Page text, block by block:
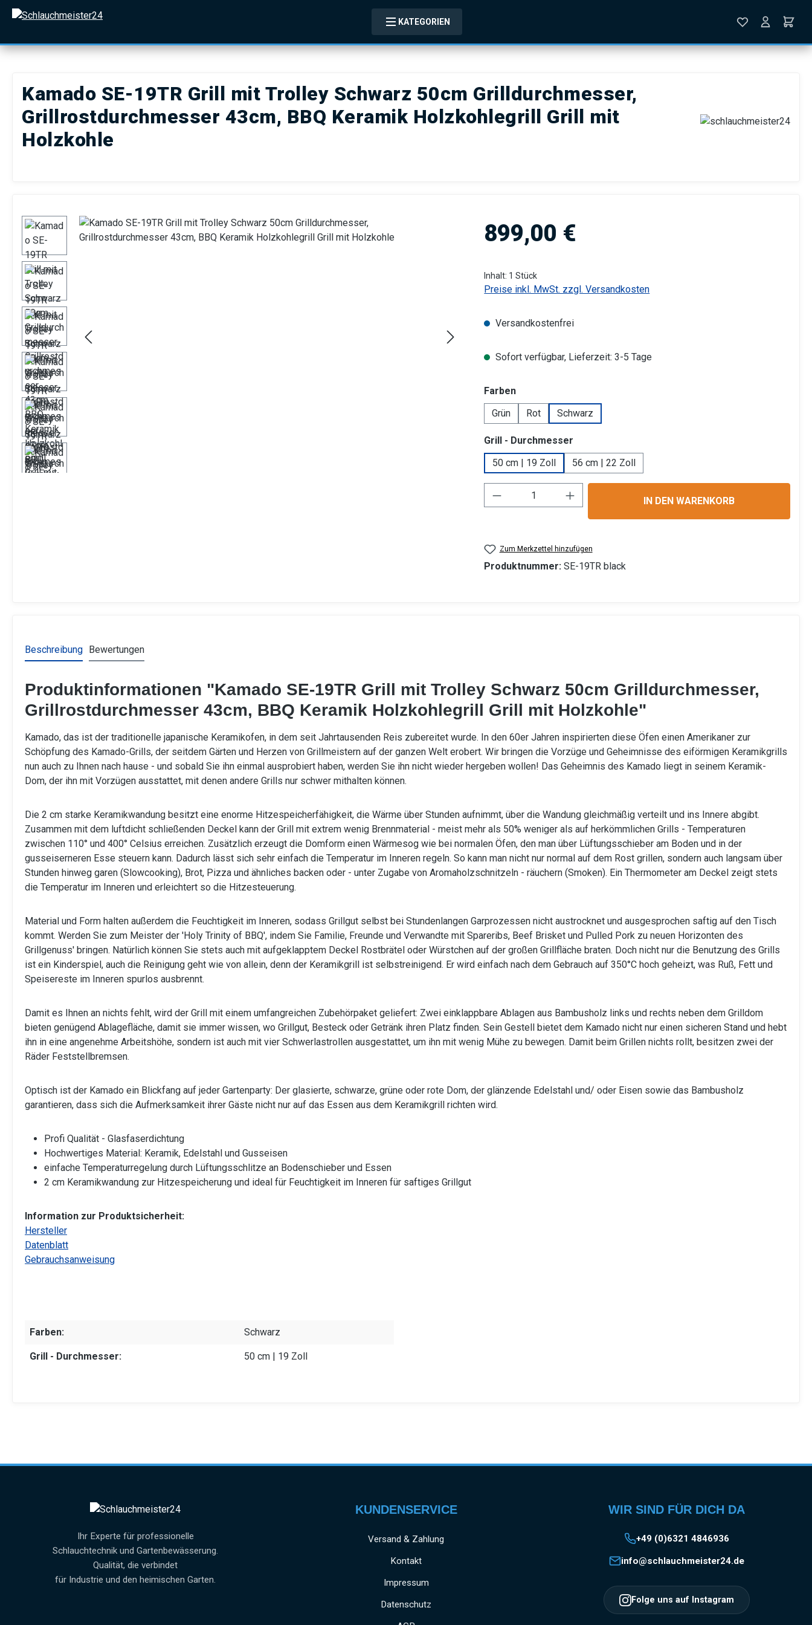
Hauptinhalt springen
Zur Suche springen
Zur Hauptnavigation springen
KATEGORIEN
Kamado SE-19TR Grill mit Trolley Schwarz 50cm Grilldurchmesser,
Grillrostdurchmesser 43cm, BBQ Keramik Holzkohlegrill Grill mit
Holzkohle
Regulärer Preis:
899,00 €
Inhalt: 1 Stück
Preise inkl. MwSt. zzgl. Versandkosten
Versandkostenfrei
Sofort verfügbar, Lieferzeit: 3-5 Tage
Farbenauswählen
Grün
Rot Schwarz
Grill - Durchmesser
50 cm | 19 Zoll
56 cm | 22 Zoll
Produkt Anzahl: Gib den gewünschten Wert ein
IN DEN WARENKORB
Zum Merkzettel hinzufügen
Produktnummer:SE-19TR black
Beschreibung Bewertungen
Produktinformationen "Kamado SE-19TR Grill mit Trolley Schwarz 50cm Grilldurchmesser,
Grillrostdurchmesser 43cm, BBQ Keramik Holzkohlegrill Grill mit Holzkohle"
Kamado, das ist der traditionelle japanische Keramikofen, in dem seit Jahrtausenden Reis zubereitet wurde. In den 60er Jahren inspirierten diese Öfen einen Amerikaner zur
Schöpfung des Kamado-Grills, der seitdem Gärten und Herzen von Grillmeistern auf der ganzen Welt erobert. Wir bringen die Vorzüge und Geheimnisse des eiförmigen Keramikgrills
nun auch zu Ihnen nach hause - und sobald Sie ihn einmal ausprobiert haben, werden Sie ihn nicht wieder hergeben wollen! Das Geheimnis des Kamado liegt in seinem Keramik-
Dom, der ihn mit Vorzügen ausstattet, mit denen andere Grills nur schwer mithalten können.
Die 2 cm starke Keramikwandung besitzt eine enorme Hitzespeicherfähigkeit, die Wärme über Stunden aufnimmt, über die Wandung gleichmäßig verteilt und ins Innere abgibt.
Zusammen mit dem luftdicht schließenden Deckel kann der Grill mit extrem wenig Brennmaterial - meist mehr als 50% weniger als auf herkömmlichen Grills - Temperaturen
zwischen 110° und 400° Celsius erreichen. Zusätzlich erzeugt die Domform einen Wärmesog wie bei normalen Öfen, den man über Lüftungsschieber am Boden und in der
gusseiserneren Esse steuern kann. Dadurch lässt sich sehr einfach die Temperatur im Inneren regeln. So kann man nicht nur normal auf dem Rost grillen, sondern auch langsam über
Stunden hinweg garen (Slowcooking), Brot, Pizza und ähnliches backen oder - unter Zugabe von Aromaholzschnitzeln - räuchern (Smoken). Ein Thermometer am Deckel zeigt stets
die Temperatur im Inneren und erleichtert so die Hitzesteuerung.
Material und Form halten außerdem die Feuchtigkeit im Inneren, sodass Grillgut selbst bei Stundenlangen Garprozessen nicht austrocknet und ausgesprochen saftig auf den Tisch
kommt. Werden Sie zum Meister der 'Holy Trinity of BBQ', indem Sie Familie, Freunde und Verwandte mit Spareribs, Beef Brisket und Pulled Pork zu neuen Horizonten des
Grillgenuss' bringen. Natürlich können Sie stets auch mit aufgeklapptem Deckel Rostbrätel oder Würstchen auf der großen Grillfläche braten. Doch nicht nur die Benutzung des Grills
ist ein Kinderspiel, auch die Reinigung geht wie von allein, denn der Keramikgrill ist selbstreinigend. Er wird einfach nach dem Gebrauch auf 350°C hoch geheizt, was Ruß, Fett und
Speisereste im Inneren spurlos ausbrennt.
Damit es Ihnen an nichts fehlt, wird der Grill mit einem umfangreichen Zubehörpaket geliefert: Zwei einklappbare Ablagen aus Bambusholz links und rechts neben dem Grilldom
bieten genügend Ablagefläche, damit sie immer wissen, wo Grillgut, Besteck oder Getränk ihren Platz finden. Sein Gestell bietet dem Kamado nicht nur einen sicheren Stand und hebt
ihn in eine angenehme Arbeitshöhe, sondern ist auch mit vier Schwerlastrollen ausgestattet, um ihn mit wenig Mühe zu bewegen. Damit beim Grillen nichts rollt, besitzen zwei der
Räder Feststellbremsen.
Optisch ist der Kamado ein Blickfang auf jeder Gartenparty: Der glasierte, schwarze, grüne oder rote Dom, der glänzende Edelstahl und/ oder Eisen sowie das Bambusholz
garantieren, dass sich die Aufmerksamkeit ihrer Gäste nicht nur auf das Essen aus dem Keramikgrill richten wird.
Profi Qualität - Glasfaserdichtung
Hochwertiges Material: Keramik, Edelstahl und Gusseisen
einfache Temperaturregelung durch Lüftungsschlitze an Bodenschieber und Essen
2 cm Keramikwandung zur Hitzespeicherung und ideal für Feuchtigkeit im Inneren für saftiges Grillgut
Information zur Produktsicherheit:
Hersteller
Datenblatt
Gebrauchsanweisung
Farben: Schwarz
Grill - Durchmesser: 50 cm | 19 Zoll
Ihr Experte für professionelle
Schlauchtechnik und Gartenbewässerung.
Qualität, die verbindet
für Industrie und den heimischen Garten.
KUNDENSERVICE
Versand & Zahlung
Kontakt
Impressum
Datenschutz
WIR SIND FÜR DICH DA
+49 (0)6321 4846936
info@schlauchmeister24.de
Folge uns auf Instagram